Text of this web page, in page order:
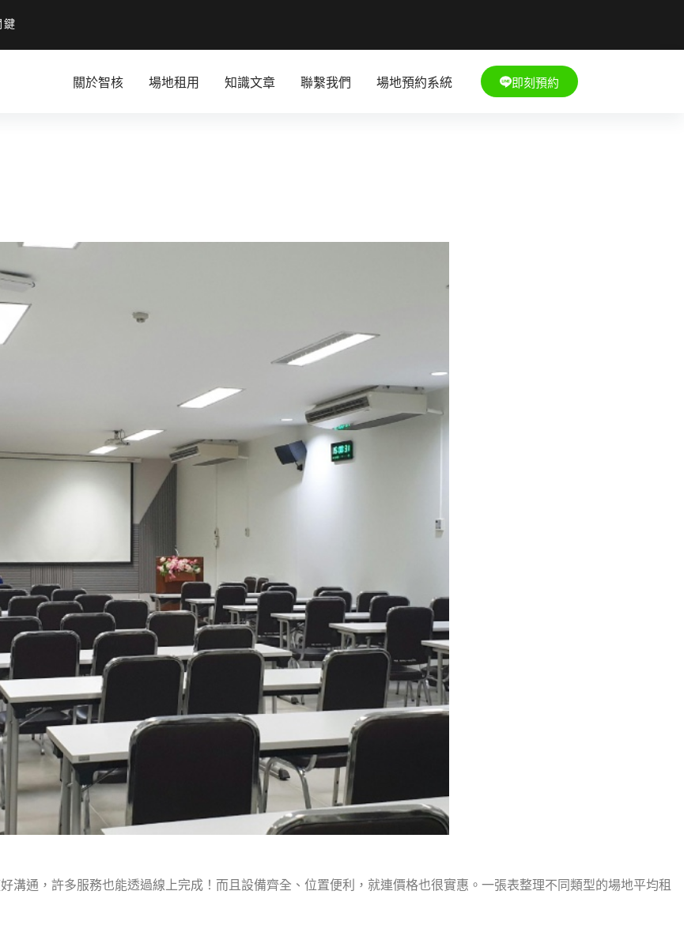
鍵
關於智核 場地租用 知識文章 聯繫我們 場地預約系統 即刻預約
溝通，許多服務也能透過線上完成！而且設備齊全、位置便利，就連價格也很實惠。一張表整理不同類型的場地平均租